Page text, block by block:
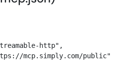
http",
mcp.simply.com/public"